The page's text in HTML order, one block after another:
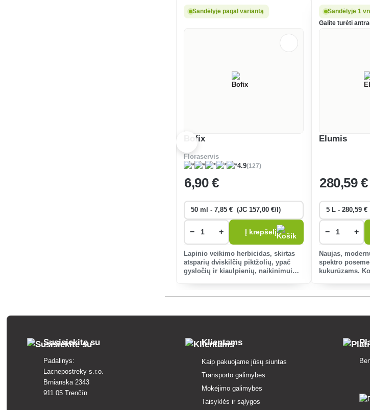
Sandėlyje pagal variantą
Bofix
Floraservis
4.9(127)
6,90 €
− + Į krepšelį
Lapinio veikimo herbicidas, skirtas
atsparių dviskilčių piktžolių, ypač
gysločių ir kiaulpienių, naikinimui
sporto aik
Sandėlyje 1
Galite turėti
Elumis
280,59 €
− +
Naujas,
spektro
kukurūzams.
Viskas vienu
Susisiekite su
Padalinys:
Lacnepostreky s.r.o.
Brnianska 2343
911 05 Trenčín
Klientams
Kaip pakuojame jūsų siuntas
Transporto galimybės
Mokėjimo galimybės
Taisyklės ir sąlygos